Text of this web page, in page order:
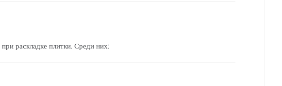
раскладке плитки. Среди них: